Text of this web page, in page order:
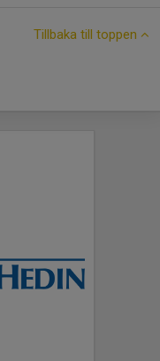
Tillbaka till toppen